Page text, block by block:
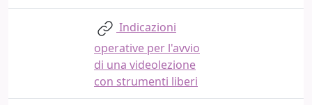
Indicazioni
operative per l'avvio
di una videolezione
con strumenti liberi